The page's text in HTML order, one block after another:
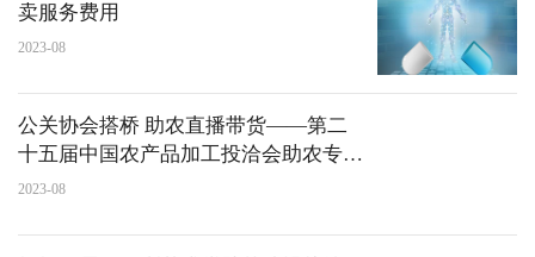
卖服务费用
2023-08
公关协会搭桥 助农直播带货——第二
十五届中国农产品加工投洽会助农专场
直播带货选品工作火热进行
2023-08